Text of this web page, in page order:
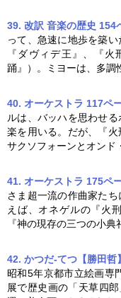
39. 改訳 音楽の歴史 154
って、急速に地歩を築
『ダヴィデ王』、『火
踊』）。ミヨーは、多調
40. オーケストラ 117ペ
ルは、バッハを思わせ
楽を用いる。だが、『火
サクソフォーンとオンド
41. オーケストラ 175ペ
さま超一流の作曲家た
えば、オネゲルの『火
『神の現存の三つの小
42. かつだ-てつ【勝田哲】
昭和5年京都市立絵画専
展で歴史画の「天草四